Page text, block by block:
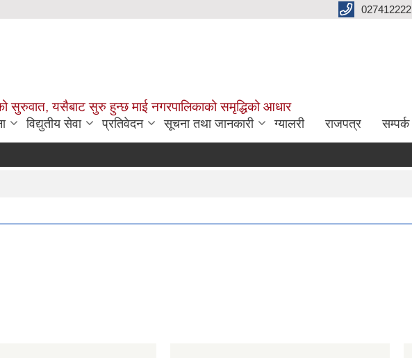
027412222
सुरुवात, यसैबाट सुरु हुन्छ माई नगरपालिकाको समृद्धिको आधार
विद्युतीय सेवा प्रतिवेदन सूचना तथा जानकारी ग्यालरी राजपत्र सम्पर्क